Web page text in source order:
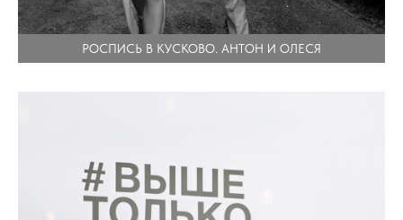
РОСПИСЬ В КУСКОВО. АНТОН И ОЛЕСЯ